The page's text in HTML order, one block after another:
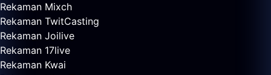
Rekaman Mixch
Rekaman TwitCasting
Rekaman Joilive
Rekaman 17live
Rekaman Kwai